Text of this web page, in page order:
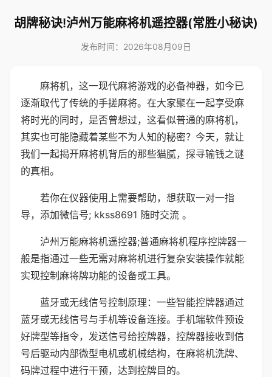
胡牌秘诀!泸州万能麻将机遥控器(常胜小秘诀)
发布时间：2026年08月09日
麻将机，这一现代麻将游戏的必备神器，如今已
逐渐取代了传统的手搓麻将。在大家聚在一起享受麻
将时光的同时，是否曾想过，这看似普通的麻将机，
其实也可能隐藏着某些不为人知的秘密？今天，就让
我们一起揭开麻将机背后的那些猫腻，探寻输钱之谜
的真相。
若你在仪器使用上需要帮助，想获取一对一指
导，添加微信号; kkss8691 随时交流 。
泸州万能麻将机遥控器;普通麻将机程序控牌器一
般是指通过一些无需对麻将机进行复杂安装操作就能
实现控制麻将牌功能的设备或工具。
蓝牙或无线信号控制原理：一些智能控牌器通过
蓝牙或无线信号与手机等设备连接。手机端软件预设
好牌型等指令，发送信号给控牌器，控牌器接收到信
号后驱动内部微型电机或机械结构，在麻将机洗牌、
码牌过程中进行干预，达到控牌目的。